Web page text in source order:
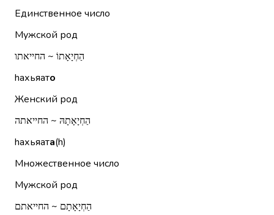
Единственное число
Мужской род
הַחְיָאָתוֹ ~ החייאתו
hахьяато
Женский род
הַחְיָאָתָהּ ~ החייאתה
hахьяата(h)
Множественное число
Мужской род
הַחְיָאָתָם ~ החייאתם